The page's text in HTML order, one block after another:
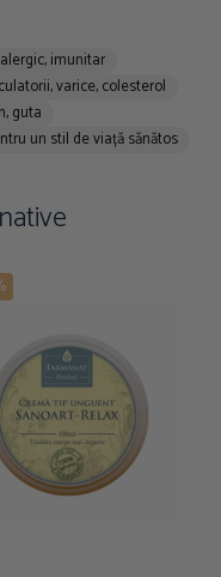
imunitar
varice, colesterol
guta
un stil de viață sănătos